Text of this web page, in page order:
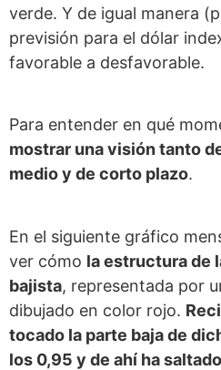
verde. Y de igual manera
previsión para el dólar
favorable a desfavorable.
Para entender en qué
mostrar una visión tanto
medio y de corto plazo.
En el siguiente gráfico
ver cómo la estructura de
bajista, representada por
dibujado en color rojo.
tocado la parte baja de
los 0,95 y de ahí ha